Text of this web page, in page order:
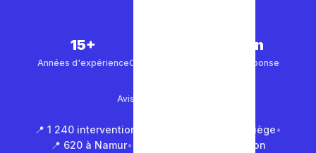
15+
Années d'expérienceClients satisfaits
30 min
Temps de réponse
Avis Google (500+)
📍 1 240 interventions à Bruxelles 📍 850 à Liège•
📍 620 à Namur• 📍 1 430 en Brabant Wallon